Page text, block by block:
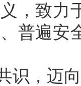
，致力
普遍安
识，迈